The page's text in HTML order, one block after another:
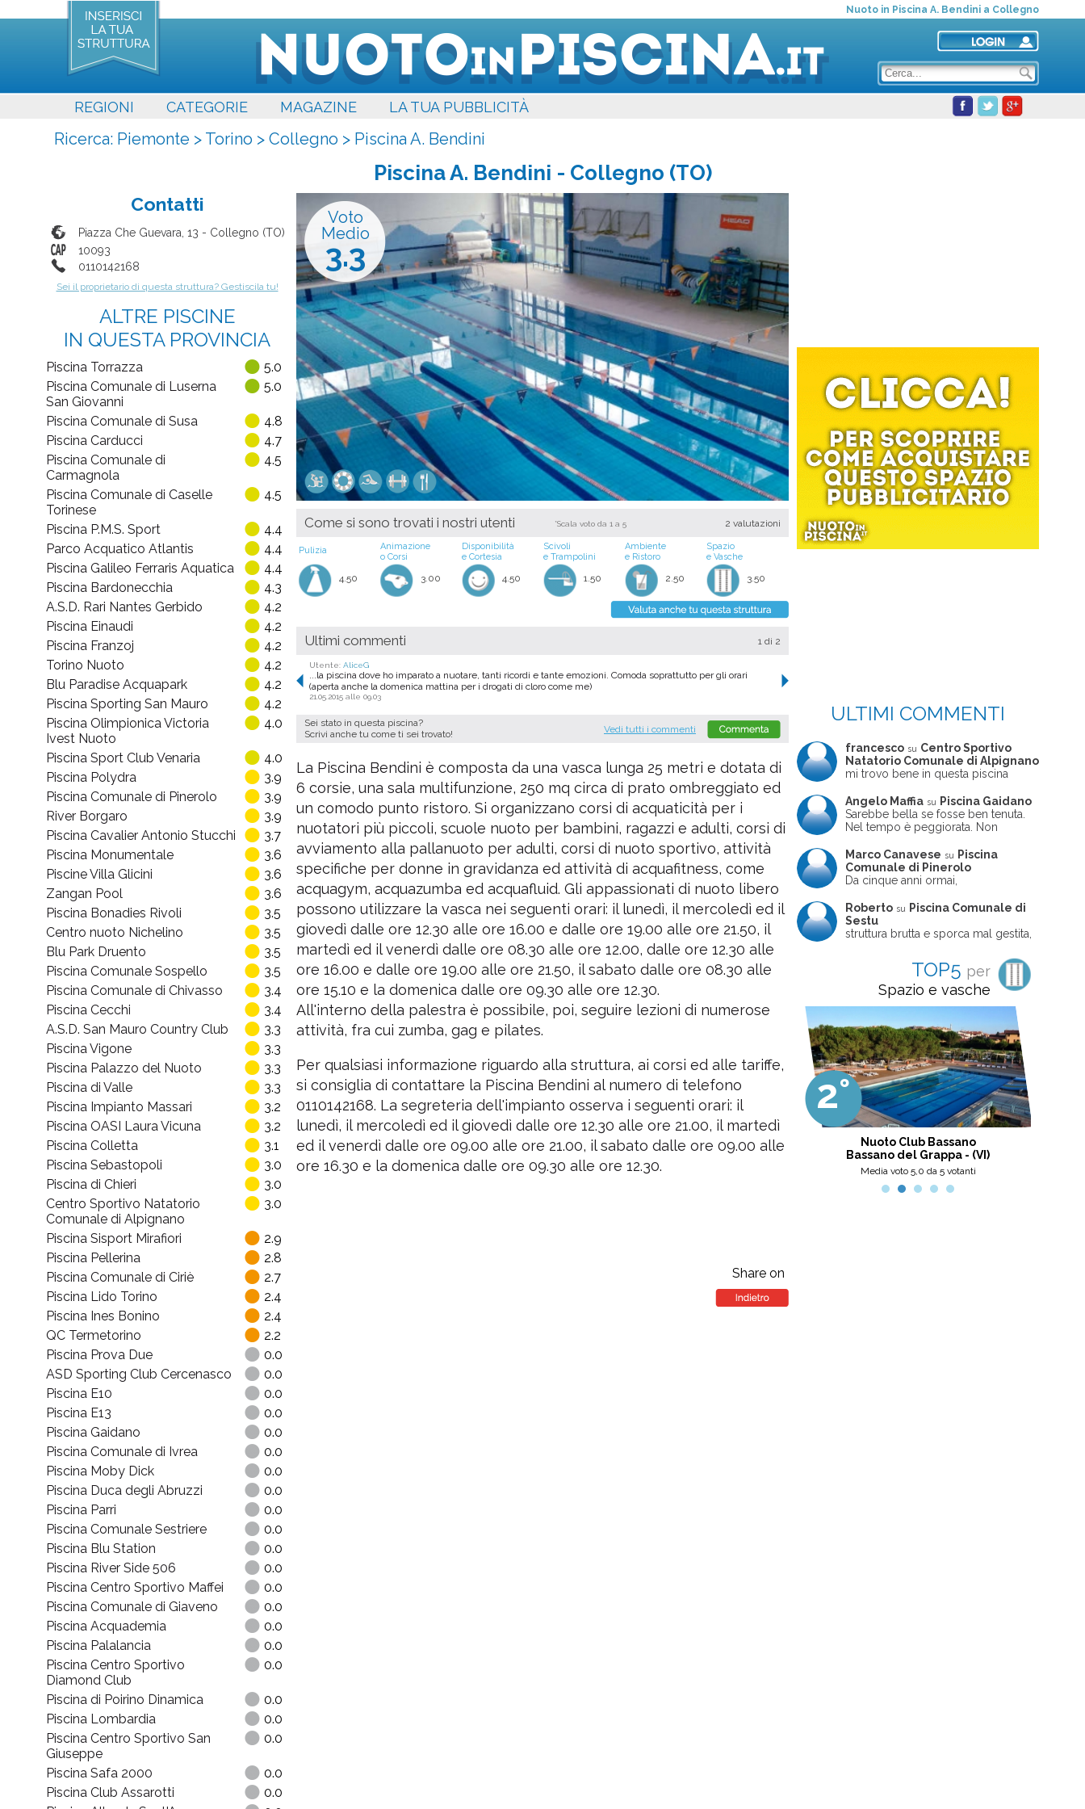
Nuoto in Piscina A. Bendini a Collegno
REGIONI CATEGORIE MAGAZINE LA TUA PUBBLICITÀ
Ricerca: Piemonte > Torino > Collegno > Piscina A. Bendini
Piscina A. Bendini - Collegno (TO)
Voto
Medio
3.3
Come si sono trovati i nostri utenti *Scala voto da 1 a 5 2 valutazioni
Pulizia
4.50
Animazione
o Corsi
3.00
Disponibilità
e Cortesia
4.50
Scivoli
e Trampolini
1.50
Ambiente
e Ristoro
2.50
Spazio
e Vasche
3.50
Ultimi commenti 1 di 2
Utente: AliceG
...la piscina dove ho imparato a nuotare, tanti ricordi e tante emozioni. Comoda soprattutto per gli orari
(aperta anche la domenica mattina per i drogati di cloro come me)
21.05.2015 alle 09.03
Sei stato in questa piscina?
Scrivi anche tu come ti sei trovato!
Vedi tutti i commenti
La Piscina Bendini è composta da una vasca lunga 25 metri e dotata di
6 corsie, una sala multifunzione, 250 mq circa di prato ombreggiato ed
un comodo punto ristoro. Si organizzano corsi di acquaticità per i
nuotatori più piccoli, scuole nuoto per bambini, ragazzi e adulti, corsi di
avviamento alla pallanuoto per adulti, corsi di nuoto sportivo, attività
specifiche per donne in gravidanza ed attività di acquafitness, come
acquagym, acquazumba ed acquafluid. Gli appassionati di nuoto libero
possono utilizzare la vasca nei seguenti orari: il lunedì, il mercoledì ed il
giovedì dalle ore 12.30 alle ore 16.00 e dalle ore 19.00 alle ore 21.50, il
martedì ed il venerdì dalle ore 08.30 alle ore 12.00, dalle ore 12.30 alle
ore 16.00 e dalle ore 19.00 alle ore 21.50, il sabato dalle ore 08.30 alle
ore 15.10 e la domenica dalle ore 09.30 alle ore 12.30.
All'interno della palestra è possibile, poi, seguire lezioni di numerose
attività, fra cui zumba, gag e pilates.
Per qualsiasi informazione riguardo alla struttura, ai corsi ed alle tariffe,
si consiglia di contattare la Piscina Bendini al numero di telefono
0110142168. La segreteria dell'impianto osserva i seguenti orari: il
lunedì, il mercoledì ed il giovedì dalle ore 12.30 alle ore 21.00, il martedì
ed il venerdì dalle ore 09.00 alle ore 21.00, il sabato dalle ore 09.00 alle
ore 16.30 e la domenica dalle ore 09.30 alle ore 12.30.
Share on
Contatti
Piazza Che Guevara, 13 - Collegno (TO)
10093
0110142168
Sei il proprietario di questa struttura? Gestiscila tu!
ALTRE PISCINE
IN QUESTA PROVINCIA
Piscina Torrazza
5.0
Piscina Comunale di Luserna
San Giovanni
5.0
Piscina Comunale di Susa
4.8
Piscina Carducci
4.7
Piscina Comunale di
Carmagnola
4.5
Piscina Comunale di Caselle
Torinese
4.5
Piscina P.M.S. Sport
4.4
Parco Acquatico Atlantis
4.4
Piscina Galileo Ferraris Aquatica
4.4
Piscina Bardonecchia
4.3
A.S.D. Rari Nantes Gerbido
4.2
Piscina Einaudi
4.2
Piscina Franzoj
4.2
Torino Nuoto
4.2
Blu Paradise Acquapark
4.2
Piscina Sporting San Mauro
4.2
Piscina Olimpionica Victoria
Ivest Nuoto
4.0
Piscina Sport Club Venaria
4.0
Piscina Polydra
3.9
Piscina Comunale di Pinerolo
3.9
River Borgaro
3.9
Piscina Cavalier Antonio Stucchi
3.7
Piscina Monumentale
3.6
Piscine Villa Glicini
3.6
Zangan Pool
3.6
Piscina Bonadies Rivoli
3.5
Centro nuoto Nichelino
3.5
Blu Park Druento
3.5
Piscina Comunale Sospello
3.5
Piscina Comunale di Chivasso
3.4
Piscina Cecchi
3.4
A.S.D. San Mauro Country Club
3.3
Piscina Vigone
3.3
Piscina Palazzo del Nuoto
3.3
Piscina di Valle
3.3
Piscina Impianto Massari
3.2
Piscina OASI Laura Vicuna
3.2
Piscina Colletta
3.1
Piscina Sebastopoli
3.0
Piscina di Chieri
3.0
Centro Sportivo Natatorio
Comunale di Alpignano
3.0
Piscina Sisport Mirafiori
2.9
Piscina Pellerina
2.8
Piscina Comunale di Ciriè
2.7
Piscina Lido Torino
2.4
Piscina Ines Bonino
2.4
QC Termetorino
2.2
Piscina Prova Due
0.0
ASD Sporting Club Cercenasco
0.0
Piscina E10
0.0
Piscina E13
0.0
Piscina Gaidano
0.0
Piscina Comunale di Ivrea
0.0
Piscina Moby Dick
0.0
Piscina Duca degli Abruzzi
0.0
Piscina Parri
0.0
Piscina Comunale Sestriere
0.0
Piscina Blu Station
0.0
Piscina River Side 506
0.0
Piscina Centro Sportivo Maffei
0.0
Piscina Comunale di Giaveno
0.0
Piscina Acquademia
0.0
Piscina Palalancia
0.0
Piscina Centro Sportivo
Diamond Club
0.0
Piscina di Poirino Dinamica
0.0
Piscina Lombardia
0.0
Piscina Centro Sportivo San
Giuseppe
0.0
Piscina Safa 2000
0.0
Piscina Club Assarotti
0.0
ULTIMI COMMENTI
francesco su Centro Sportivo
Natatorio Comunale di Alpignano
mi trovo bene in questa piscina
Angelo Maffia su
Piscina Gaidano
Sarebbe bella se fosse ben tenuta.
Nel tempo è peggiorata. Non
ne usciva insieme a me non ha
ritrovato le sue scarpe! Peccato
perché potrebbe essere un'ottima
frequentata non magnificamente
Marco Canavese su
Piscina
Comunale di Pinerolo
Da cinque anni ormai,
pomeriggio trascorro cinque-sei ore
in questa magnifica piscina con i miei
due figli che sono letteralmente
piccola, un po' in vasca grande, negli
spazi riservati al nuoto libero,
giochiamo, nuotiamo e facciamo
apnea insieme (sono stato assistente
bagnanti ed istruttore di nuoto in
gioventù, ora lo faccio per loro
come papà). Si tratta di una struttura
molto accogliente, pulita, bella,
gestita da personale di grande
professionalità, umanità e cortesia.
Ottima scelta, nel pinerolese il
meglio, secondo me.
Roberto su
Piscina Comunale di
Sestu
struttura brutta e sporca mal gestita,
poco professionale. la sconsiglio a
tutti coloro che amano le cose fatte
seriamente poiché é tutto
improvvisato
TOP5 per
Spazio e vasche
5°
Centro Natatorio Montecchio Maggiore
Montecchio Maggiore - (VI)
Media voto 4,7 da 19 votanti
1°
Centro Natatorio Santini
Verona - (VR)
Media voto 5,0 da 6 votanti
2°
Nuoto Club Bassano
Bassano del Grappa - (VI)
Media voto 5,0 da 5 votanti